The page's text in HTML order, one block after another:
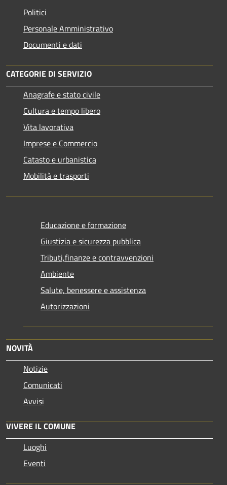
Politici
Personale Amministrativo
Documenti e dati
CATEGORIE DI SERVIZIO
Anagrafe e stato civile
Cultura e tempo libero
Vita lavorativa
Imprese e Commercio
Catasto e urbanistica
Mobilità e trasporti
Educazione e formazione
Giustizia e sicurezza pubblica
Tributi,finanze e contravvenzioni
Ambiente
Salute, benessere e assistenza
Autorizzazioni
NOVITÀ
Notizie
Comunicati
Avvisi
VIVERE IL COMUNE
Luoghi
Eventi